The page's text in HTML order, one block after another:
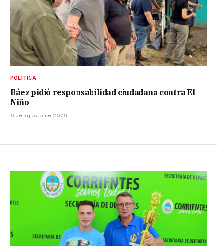
POLÍTICA
Báez pidió responsabilidad ciudadana contra El
Niño
6 de agosto de 2026